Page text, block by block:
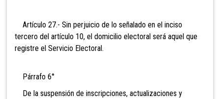
Artículo 27.- Sin perjuicio de lo señalado en el inciso
tercero del artículo 10, el domicilio electoral será aquel que
registre el Servicio Electoral.
Párrafo 6°
De la suspensión de inscripciones, actualizaciones y